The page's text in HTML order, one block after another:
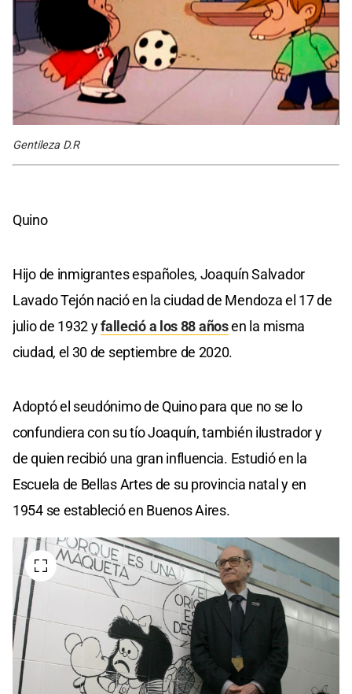
Gentileza D.R
Quino
Hijo de inmigrantes españoles, Joaquín Salvador
Lavado Tejón nació en la ciudad de Mendoza el 17 de
julio de 1932 yfalleció a los 88 añosen la misma
ciudad, el 30 de septiembre de 2020.
Adoptó el seudónimo de Quino para que no se lo
confundiera con su tío Joaquín, también ilustrador y
de quien recibió una gran influencia. Estudió en la
Escuela de Bellas Artes de su provincia natal y en
1954 se estableció en Buenos Aires.